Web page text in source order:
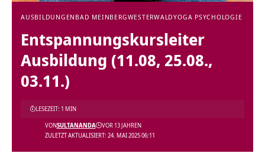
AUSBILDUNGEN BAD MEINBERGWESTERWALDYOGA PSYCHOLOGIE
Entspannungskursleiter
Ausbildung (11.08, 25.08.,
03.11.)
ZULETZT AKTUALISIERT: 24. MAI 2025 06:11
VONSULTANANDA VOR 13 JAHREN
LESEZEIT: 1 MIN